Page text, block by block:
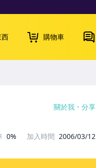
購物車
關於我 分享
0% 加入時間 2006/03/12